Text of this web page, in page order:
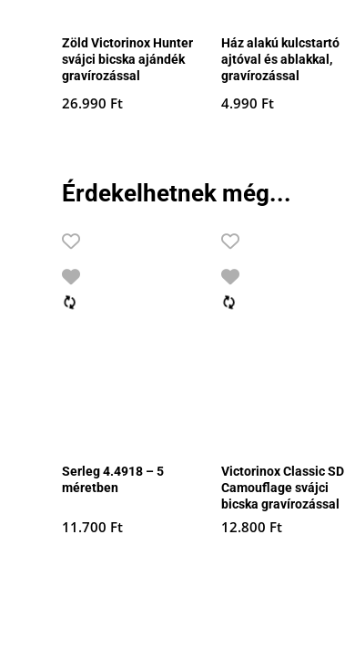
Zöld Victorinox Hunter
svájci bicska ajándék
gravírozással
26.990 Ft
Ház alakú kulcstartó
ajtóval és ablakkal,
gravírozással
4.990 Ft
Érdekelhetnek még...
Serleg 4.4918 – 5
méretben
11.700 Ft
Victorinox Classic SD
Camouflage svájci
bicska gravírozással
12.800 Ft